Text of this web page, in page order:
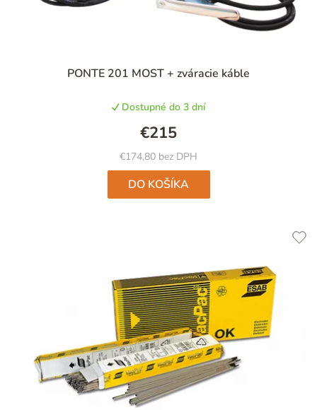
PONTE 201 MOST + zváracie káble
Dostupné do 3 dní
€174,80 bez DPH
€215
DO KOŠÍKA